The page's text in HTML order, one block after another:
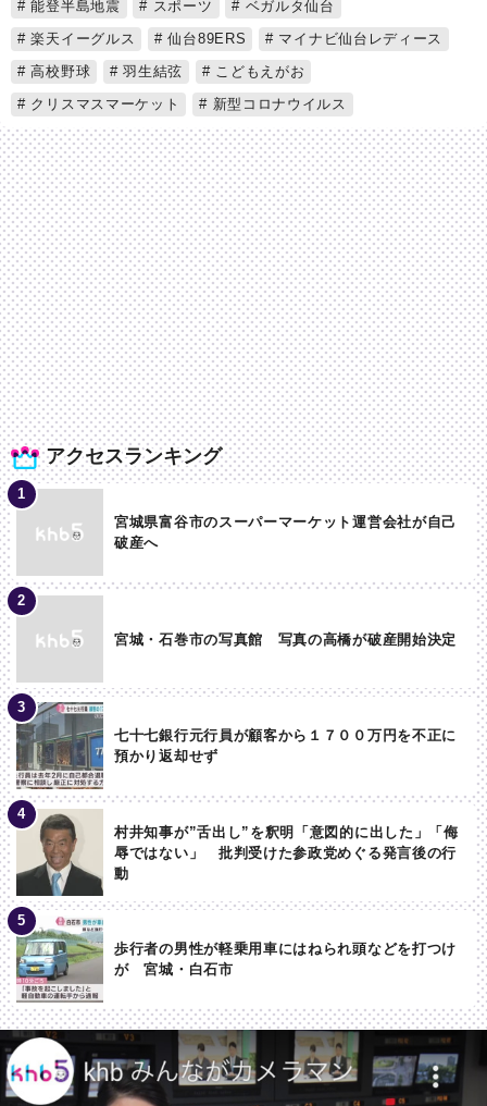
アクセスランキング
宮城県富谷市のスーパーマーケット運営会社が自己
破産へ
宮城・石巻市の写真館 写真の高橋が破産開始決定
七十七銀行元行員が顧客から１７００万円を不正に
預かり返却せず
村井知事が”舌出し”を釈明「意図的に出した」「侮
辱ではない」 批判受けた参政党めぐる発言後の行
動
歩行者の男性が軽乗用車にはねられ頭などを打つけ
が 宮城・白石市
能登半島地震
スポーツ
ベガルタ仙台
楽天イーグルス
仙台89ERS
マイナビ仙台レディース
高校野球
羽生結弦
こどもえがお
クリスマスマーケット
新型コロナウイルス